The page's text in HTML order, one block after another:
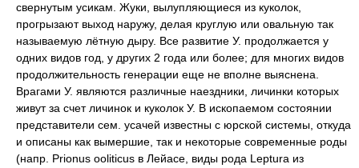
свернутым усикам. Жуки, вылупляющиеся из куколок,
прогрызают выход наружу, делая круглую или овальную так
называемую лётную дыру. Все развитие У. продолжается у
одних видов год, у других 2 года или более; для многих видов
продолжительность генерации еще не вполне выяснена.
Врагами У. являются различные наездники, личинки которых
живут за счет личинок и куколок У. В ископаемом состоянии
представители сем. усачей известны с юрской системы, откуда
и описаны как вымершие, так и некоторые современные роды
(напр. Prionus ooliticus в Лейасе, виды рода Leptura из